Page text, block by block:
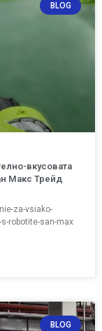
BLOG
вкусовата
Макс Трейд
za-vsiako-
robotite-san-max
BLOG